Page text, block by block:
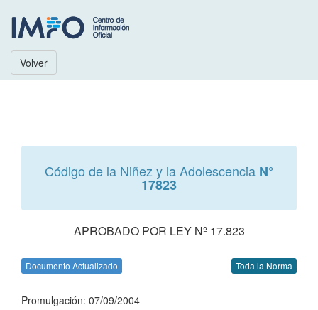
Volver
Código de la Niñez y la Adolescencia N°
17823
APROBADO POR LEY Nº 17.823
Documento Actualizado Toda la Norma
Promulgación: 07/09/2004